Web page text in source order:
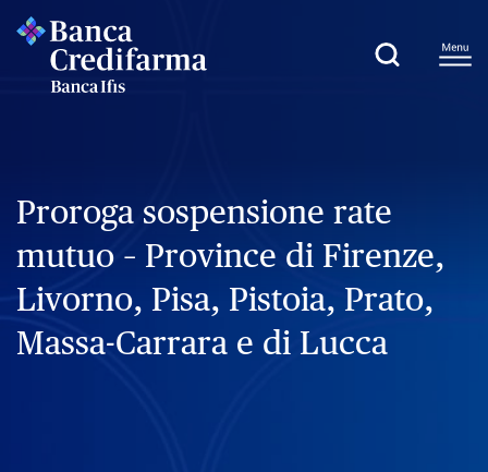
Proroga sospensione rate
mutuo – Province di Firenze,
Livorno, Pisa, Pistoia, Prato,
Massa-Carrara e di Lucca